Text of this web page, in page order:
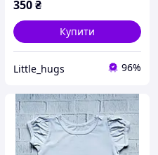
350₴
Купити
Little_hugs 96%